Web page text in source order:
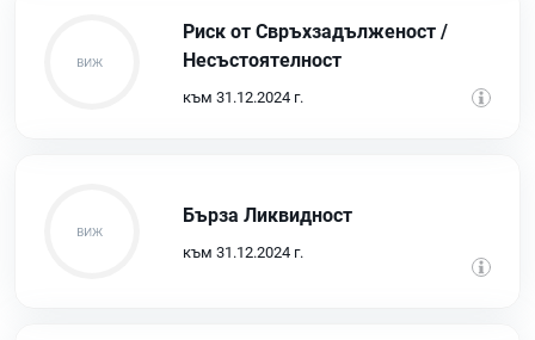
Риск от Свръхзадълженост /
Несъстоятелност
към 31.12.2024 г.
Бърза Ликвидност
към 31.12.2024 г.